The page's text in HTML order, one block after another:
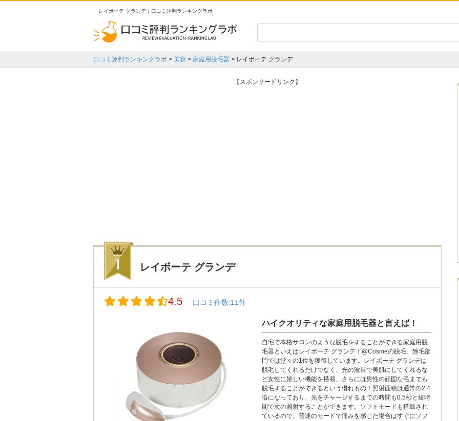
レイボーテ グランデ｜口コミ評判ランキングラボ
口コミ評判ランキングラボ > 美容 > 家庭用脱毛器 > レイボーテ グランデ
【スポンサードリンク】
レイボーテ グランデ
4.5 口コミ件数:11件
ハイクオリティな家庭用脱毛器と言えば！
自宅で本格サロンのような脱毛をすることができる家庭用脱
毛器といえばレイボーテ グランデ！@Cosmeの脱毛、除毛部
門では堂々の1位を獲得しています。レイボーテ グランデは
脱毛してくれるだけでなく、光の波長で美肌にしてくれるな
ど女性に嬉しい機能を搭載、さらには男性の頑固な毛までも
脱毛することができるという優れもの！照射面積は通常の2.4
倍になっており、光をチャージするまでの時間も0.5秒と短時
間で次の照射することができます。ソフトモードも搭載され
ているので、普通のモードで痛みを感じた場合はすぐにソフ